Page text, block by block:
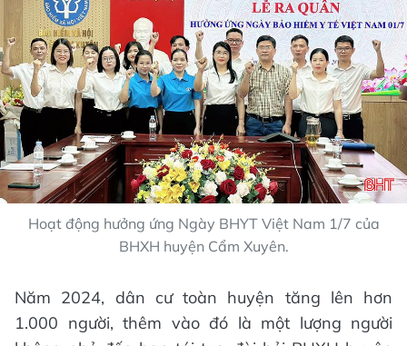
Hoạt động hưởng ứng Ngày BHYT Việt Nam 1/7 của
BHXH huyện Cẩm Xuyên.
Năm 2024, dân cư toàn huyện tăng lên hơn
1.000 người, thêm vào đó là một lượng người